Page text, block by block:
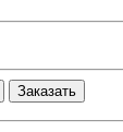
Заказать